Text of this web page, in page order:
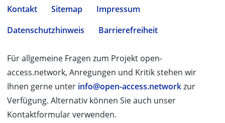
Kontakt Sitemap
Impressum
Datenschutzhinweis
Barrierefreiheit
Für allgemeine Fragen zum Projekt open-
access.network, Anregungen und Kritik stehen wir
Ihnen gerne unter info@open-access.networkzur
Verfügung. Alternativ können Sie auch unser
Kontaktformular verwenden.